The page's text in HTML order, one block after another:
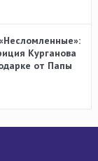
Курганова
от Папы